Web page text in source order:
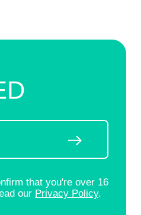
that you're over 16
our Privacy Policy.